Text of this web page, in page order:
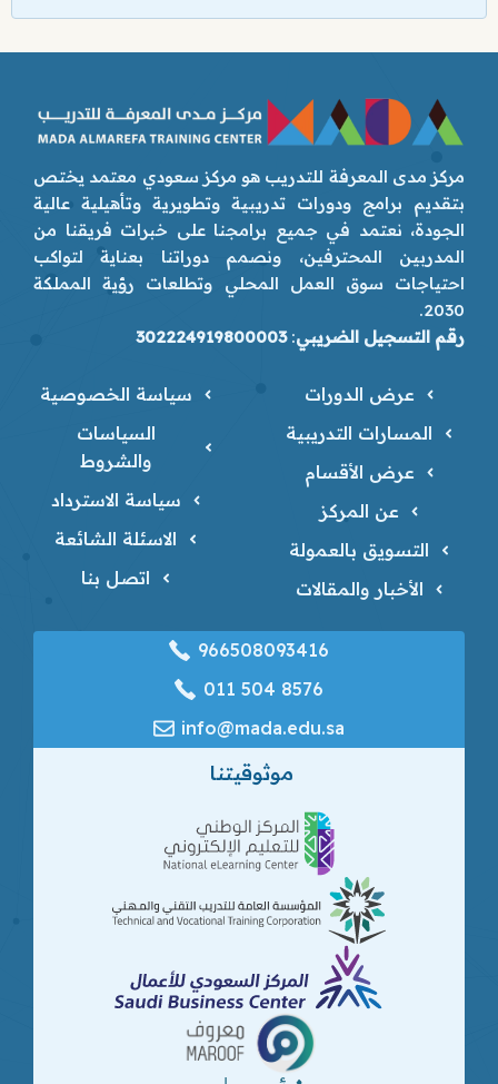
مركز مدى المعرفة للتدريب هو مركز سعودي معتمد يختص
بتقديم برامج ودورات تدريبية وتطويرية وتأهيلية عالية
الجودة، نعتمد في جميع برامجنا على خبرات فريقنا من
المدربين المحترفين، ونصمم دوراتنا بعناية لتواكب
احتياجات سوق العمل المحلي وتطلعات رؤية المملكة
2030.
رقم التسجيل الضريبي:
302224919800003
عرض الدورات
المسارات التدريبية
عرض الأقسام
عن المركز
التسويق بالعمولة
الأخبار والمقالات
سياسة الخصوصية
السياسات
والشروط
سياسة الاسترداد
الاسئلة الشائعة
اتصل بنا
966508093416
‎011 504 8576
info@mada.edu.sa
موثوقيتنا